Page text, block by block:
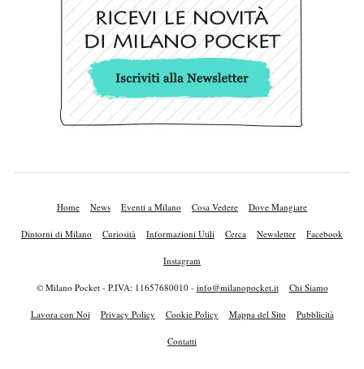
Home News Eventi a Milano Cosa Vedere Dove Mangiare
Dintorni di Milano Curiosità Informazioni Utili Cerca Newsletter Facebook
Instagram
© Milano Pocket - P.IVA: 11657680010 - info@milanopocket.it Chi Siamo
Lavora con Noi Privacy Policy Cookie Policy Mappa del Sito Pubblicità
Contatti